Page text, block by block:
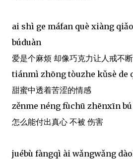
ai shì ge máfan què xiàng
búduàn
爱是个麻烦 却像巧克力让人戒不断
tiánmì zhōng tòuzhe kǔsè de
甜蜜中透着苦涩的情感
zěnme néng fùchū zhēnxīn
怎么能付出真心 不被 伤害
juébù fàngqì ài wǎngwǎng